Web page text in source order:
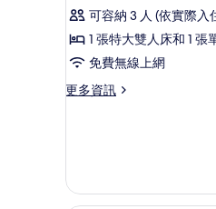
情
榮
客
房,
水
所
可容納 3 人 (依實際入
1 張特大雙人床和 1 張
免費無線上網
更多資訊
更
熱
水